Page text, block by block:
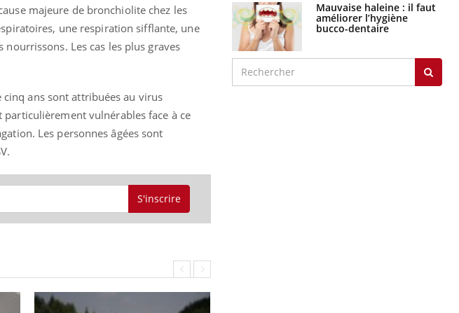
majeure de bronchiolite chez les
une respiration sifflante, une
nourrissons. Les cas les plus graves
ans sont attribuées au virus
particulièrement vulnérables face à ce
Les personnes âgées sont
.
S'inscrire
Mauvaise haleine : il faut
améliorer l’hygiène
bucco-dentaire